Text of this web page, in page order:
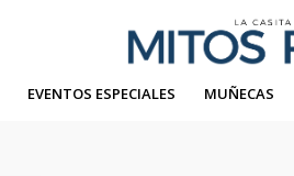
EVENTOS ESPECIALES MUÑECAS